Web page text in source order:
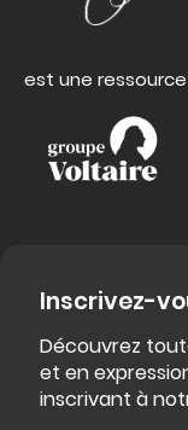
est une ressource
Inscrivez-
Découvrez
et en
inscrivant à